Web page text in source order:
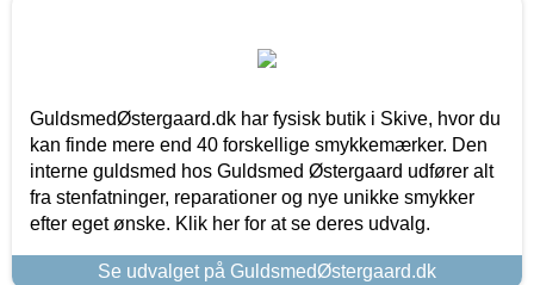
GuldsmedØstergaard.dk har fysisk butik i Skive, hvor du
kan finde mere end 40 forskellige smykkemærker. Den
interne guldsmed hos Guldsmed Østergaard udfører alt
fra stenfatninger, reparationer og nye unikke smykker
efter eget ønske. Klik her for at se deres udvalg.
Se udvalget på GuldsmedØstergaard.dk